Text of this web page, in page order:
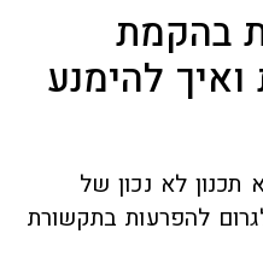
בהקמת
להימנע
תכנון לא נכון של
להפרעות בתקשורת